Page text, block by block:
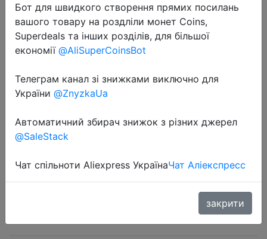
2024-10-31
T type Quick Electrical Cable
Connectors Snap Splice Lock Wire
Terminal Crimp Wire Connector
Waterproof Electric Connector
$0.35
Бот для швидкого створення прямих посилань
вашого товару на роздліли монет Coins,
Superdeals та інших розділів, для більшої
економії @AliSuperCoinsBot
Телеграм канал зі знижками виключно для
України @ZnyzkaUa
Автоматичний збирач знижок з різних джерел
@SaleStack
Чат спільноти Aliexpress УкраїнаЧат Аліекспресс
закрити